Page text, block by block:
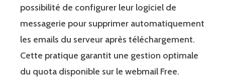
possibilité de configurer leur logiciel de
messagerie pour supprimer automatiquement
les emails du serveur après téléchargement.
Cette pratique garantit une gestion optimale
du quota disponible sur le webmail Free.